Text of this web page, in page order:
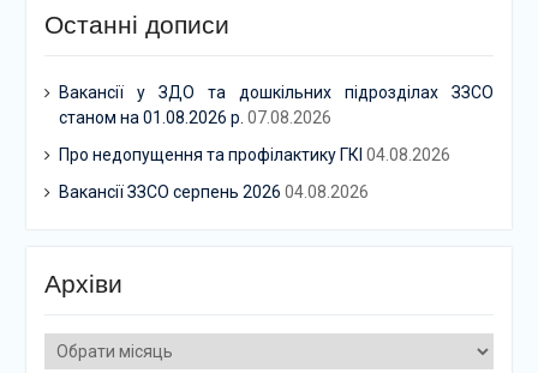
Останні дописи
Вакансії у ЗДО та дошкільних підрозділах ЗЗСО
станом на 01.08.2026 р. 07.08.2026
Про недопущення та профілактику ГКІ 04.08.2026
Вакансії ЗЗСО серпень 2026 04.08.2026
Архіви
Архіви